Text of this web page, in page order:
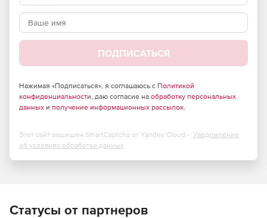
ПОДПИСАТЬСЯ
Нажимая «Подписаться», я соглашаюсь с Политикой
конфиденциальности, даю согласие на обработку персональных
данных и получение информационных рассылок.
Этот сайт защищен SmartCaptcha от Yandex Cloud - Уведомление
об условиях обработки данных
Статусы от партнеров